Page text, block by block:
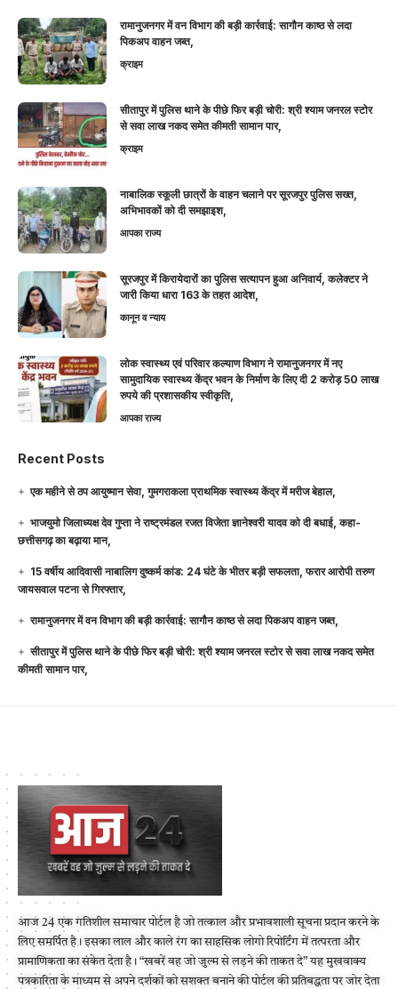
रामानुजनगर में वन विभाग की बड़ी कार्रवाई: सागौन काष्ठ से लदा
पिकअप वाहन जब्त,
क्राइम
सीतापुर में पुलिस थाने के पीछे फिर बड़ी चोरी: श्री श्याम जनरल स्टोर
से सवा लाख नकद समेत कीमती सामान पार,
क्राइम
नाबालिक स्कूली छात्रों के वाहन चलाने पर सूरजपुर पुलिस सख्त,
अभिभावकों को दी समझाइश,
आपका राज्य
सूरजपुर में किरायेदारों का पुलिस सत्यापन हुआ अनिवार्य, कलेक्टर ने
जारी किया धारा 163 के तहत आदेश,
कानून व न्याय
लोक स्वास्थ्य एवं परिवार कल्याण विभाग ने रामानुजनगर में नए
सामुदायिक स्वास्थ्य केंद्र भवन के निर्माण के लिए दी 2 करोड़ 50 लाख
रुपये की प्रशासकीय स्वीकृति,
आपका राज्य
Recent Posts
एक महीने से ठप आयुष्मान सेवा, गुमगराकला प्राथमिक स्वास्थ्य केंद्र में मरीज बेहाल,
भाजयुमो जिलाध्यक्ष देव गुप्ता ने राष्ट्रमंडल रजत विजेता ज्ञानेश्वरी यादव को दी बधाई, कहा-
छत्तीसगढ़ का बढ़ाया मान,
15 वर्षीय आदिवासी नाबालिग दुष्कर्म कांड: 24 घंटे के भीतर बड़ी सफलता, फरार आरोपी तरुण
जायसवाल पटना से गिरफ्तार,
रामानुजनगर में वन विभाग की बड़ी कार्रवाई: सागौन काष्ठ से लदा पिकअप वाहन जब्त,
सीतापुर में पुलिस थाने के पीछे फिर बड़ी चोरी: श्री श्याम जनरल स्टोर से सवा लाख नकद समेत
कीमती सामान पार,
आज 24 एक गतिशील समाचार पोर्टल है जो तत्काल और प्रभावशाली सूचना प्रदान करने के
लिए समर्पित है। इसका लाल और काले रंग का साहसिक लोगो रिपोर्टिंग में तत्परता और
प्रामाणिकता का संकेत देता है। “खबरें वह जो जुल्म से लड़ने की ताकत दे” यह मुखवाक्य
पत्रकारिता के माध्यम से अपने दर्शकों को सशक्त बनाने की पोर्टल की प्रतिबद्धता पर जोर देता